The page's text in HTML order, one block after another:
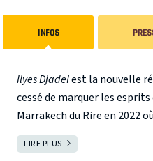
INFOS
Ilyes Djadelest la nouvelle
cessé de marquer les
Marrakech du Rire en 2022
Lycée Catholique.
Après un parcours scolaire
LIRE PLUS